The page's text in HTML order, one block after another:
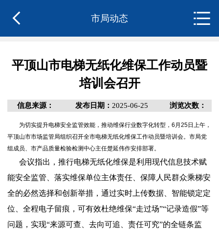
市局动态
平顶山市电梯无纸化维保工作动员暨
培训会召开
信息来源： 发布日期： 2025-06-25 浏览次数：
为切实提升电梯安全监管效能，推动维保行业数字化转型，6月25日上午，
平顶山市市场监管局组织召开全市电梯无纸化维保工作动员暨培训会。市局党
组成员、市产品质量检验检测中心主任楚延伟作安排部署。
会议指出，推行电梯无纸化维保是利用现代信息技术赋
能安全监管、落实维保单位主体责任、保障人民群众乘梯安
全的必然选择和创新举措，通过实时上传数据、智能锁定定
位、全程电子留痕，可有效杜绝维保“走过场”“记录造假”等
问题，实现“来源可查、去向可追、责任可究”的全链条监